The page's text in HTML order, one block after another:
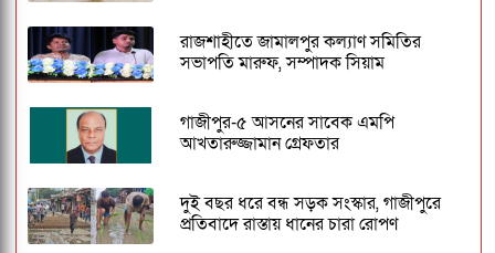
রাজশাহীতে জামালপুর কল্যাণ সমিতির
সভাপতি মারুফ, সম্পাদক সিয়াম
গাজীপুর-৫ আসনের সাবেক এমপি
আখতারুজ্জামান গ্রেফতার
দুই বছর ধরে বন্ধ সড়ক সংস্কার, গাজীপুরে
প্রতিবাদে রাস্তায় ধানের চারা রোপণ